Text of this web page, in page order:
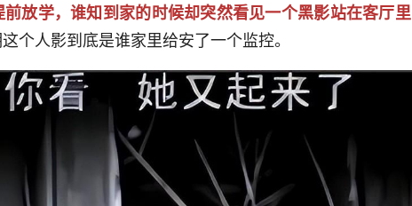
放学，谁知到家的时候却突然看见一个黑影站在客厅里
个人影到底是谁家里给安了一个监控。